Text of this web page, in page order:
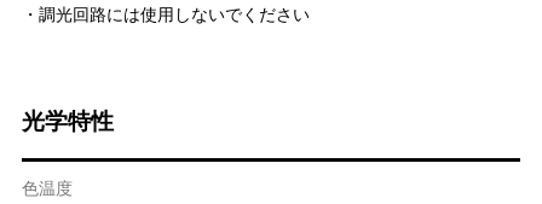
・調光回路には使用しないでください
光学特性
色温度